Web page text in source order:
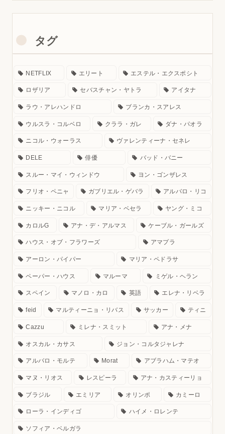
タグ
NETFLIX エリート エステル・エクスポシト
ロザリア セバスチャン・ヤトラ アイタナ
ラウ・アレハンドロ ブランカ・スアレス
ウルスラ・コルベロ クララ・ガレ ダナ・パオラ
ニコル・ウォーラス ヴァレンティーナ・セネレ
DELE 俳優 バッド・バニー
スルー・マイ・ウィンドウ ヨン・ゴンザレス
フリオ・ペニャ ガブリエル・ゲバラ アルバロ・リコ
ニッキー・ニコル マリア・ベセラ ヤング・ミコ
カロルG アナ・デ・アルマス ケーブル・ガールズ
ハウス・オブ・フラワーズ アマプラ
アーロン・パイパー マリア・ペドラサ
ペーパー・ハウス マルーマ ミゲル・ヘラン
スペイン マノロ・カロ 英語 エレナ・リベラ
feid マルティーニョ・リバス サッカー ティニ
Cazzu ミレナ・スミット アナ・メナ
オスカル・カサス ジョン・コルタジャレナ
アルバロ・モルテ Morat アブラハム・マテオ
マヌ・リオス レスピーラ アナ・カスティーリョ
ブラジル エミリア オリンポ カミーロ
ローラ・インディゴ ハイメ・ロレンテ
ソフィア・ベルガラ